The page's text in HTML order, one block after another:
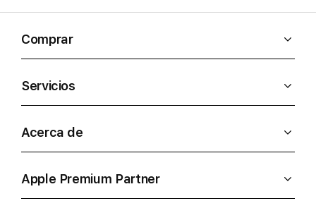
Comprar
Servicios
Acerca de
Apple Premium Partner